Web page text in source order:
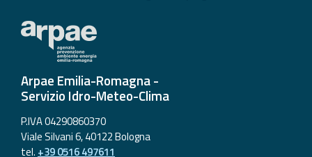
Arpae Emilia-Romagna -
Servizio Idro-Meteo-Clima
P.IVA 04290860370
Viale Silvani 6, 40122 Bologna
tel. +39 0516 497611